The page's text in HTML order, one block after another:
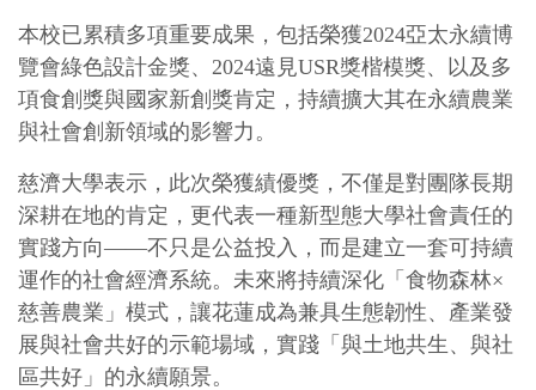
本校已累積多項重要成果，包括榮獲2024亞太永續博
覽會綠色設計金獎、2024遠見USR獎楷模獎、以及多
項食創獎與國家新創獎肯定，持續擴大其在永續農業
與社會創新領域的影響力。
慈濟大學表示，此次榮獲績優獎，不僅是對團隊長期
深耕在地的肯定，更代表一種新型態大學社會責任的
實踐方向——不只是公益投入，而是建立一套可持續
運作的社會經濟系統。未來將持續深化「食物森林×
慈善農業」模式，讓花蓮成為兼具生態韌性、產業發
展與社會共好的示範場域，實踐「與土地共生、與社
區共好」的永續願景。